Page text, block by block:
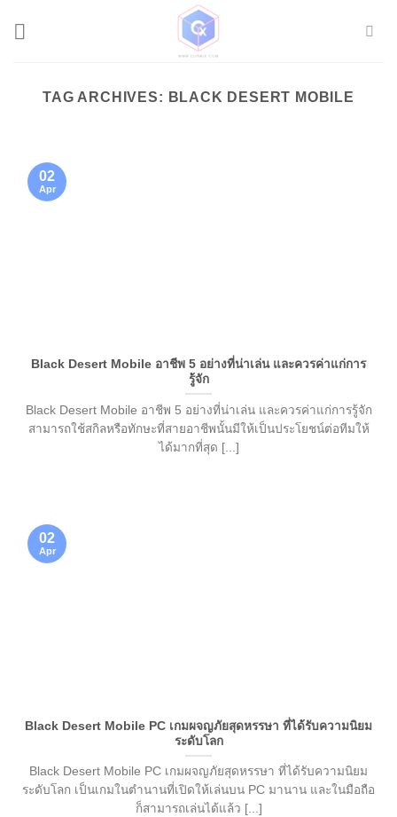
TAG ARCHIVES: BLACK DESERT MOBILE
Black Desert Mobile อาชีพ 5 อย่างที่น่าเล่น และควรค่าแก่การ
รู้จัก
Black Desert Mobile อาชีพ 5 อย่างที่น่าเล่น และควรค่าแก่การรู้จัก
สามารถใช้สกิลหรือทักษะที่สายอาชีพนั้นมีให้เป็นประโยชน์ต่อทีมให้
ได้มากที่สุด [...]
02
Apr
Black Desert Mobile PC เกมผจญภัยสุดหรรษา ที่ได้รับความนิยม
ระดับโลก
Black Desert Mobile PC เกมผจญภัยสุดหรรษา ที่ได้รับความนิยม
ระดับโลก เป็นเกมในตำนานที่เปิดให้เล่นบน PC มานาน และในมือถือ
ก็สามารถเล่นได้แล้ว [...]
02
Apr